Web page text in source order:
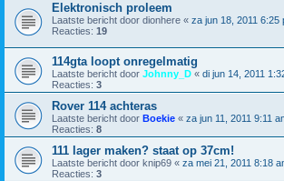
Elektronisch proleem
Laatste bericht door dionhere « za jun 18, 2011 6:25
Reacties: 19
114gta loopt onregelmatig
Laatste bericht door Johnny_D « di jun 14, 2011
Reacties: 3
Rover 114 achteras
Laatste bericht door Boekie « za jun 11, 2011 9:11
Reacties: 8
111 lager maken? staat op 37cm!
Laatste bericht door knip69 « za mei 21, 2011 8:18
Reacties: 3